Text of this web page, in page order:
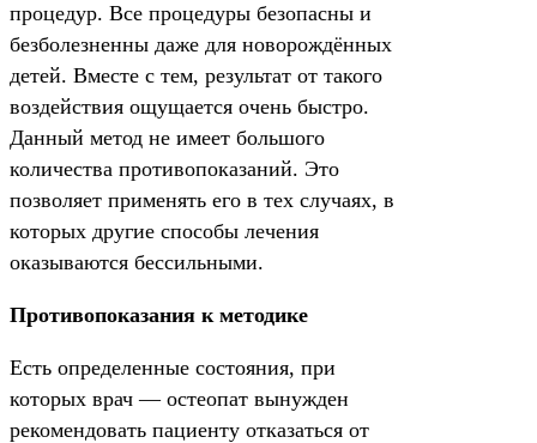
процедур. Все процедуры безопасны и
безболезненны даже для новорождённых
детей. Вместе с тем, результат от такого
воздействия ощущается очень быстро.
Данный метод не имеет большого
количества противопоказаний. Это
позволяет применять его в тех случаях, в
которых другие способы лечения
оказываются бессильными.
Противопоказания к методике
Есть определенные состояния, при
которых врач — остеопат вынужден
рекомендовать пациенту отказаться от